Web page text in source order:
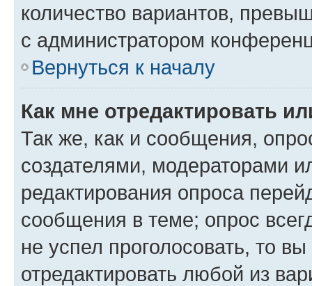
количество вариантов,
с администратором
Вернуться к началу
Как мне отредактировать
Так же, как и сообщения,
создателями, модераторами
редактирования опроса
сообщения в теме; опрос
не успел проголосовать, то
отредактировать любой из